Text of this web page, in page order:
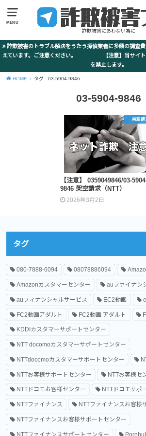
MENU
詐欺被害にあわない為に
詐欺被害のトラブル解決をうたう探偵業者に多額の調査
えています。ご注意ください。 【注意】当サイトの
を禁止します。
HOME タグ : 03-5904-9846
03-5904-9846
架空請
【注意】 0359049846/03-
9846 架空請求（NTT）
2026年3月2日
タグ
080-7888-6094 08078886094
Amazonカスタマーセンター auファイナン
auフィナンシャルサービス EC2動画
FC2動画アダルト FC2動画 アダルト
KDDIカスタマーサポートセンター
NTT docomoカスタマーサポートセンター
NTTdocomoカスタマーサポートセンター
NTTお客様サポートセンター NTTお客様セ
NTTドコモお客様センター NTTドコモサポ
NTTファイナンス NTTファイナンスお客様
NTTファイナンスお客様サポートセンター
NTTファイナンスサポートセンター